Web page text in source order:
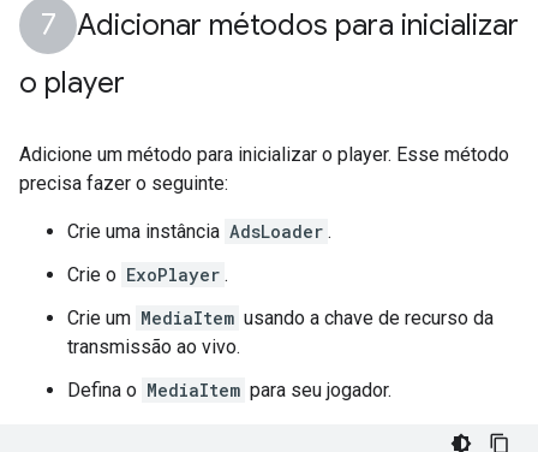
Adicionar métodos para inicializar
o player
Adicione um método para inicializar o player. Esse método
precisa fazer o seguinte:
Crie uma instância AdsLoader .
Crie o ExoPlayer .
Crie um MediaItem usando a chave de recurso da
transmissão ao vivo.
Defina o MediaItem para seu jogador.